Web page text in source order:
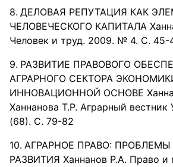
ДЕЛОВАЯ РЕПУТАЦИЯ КАК
ЧЕЛОВЕЧЕСКОГО КАПИТАЛА
Человек и труд. 2009. № 4. С. 45-
РАЗВИТИЕ ПРАВОВОГО
АГРАРНОГО СЕКТОРА
ИННОВАЦИОННОЙ ОСНОВЕ
Ханнанова Т.Р. Аграрный
(68). С. 79-82
АГРАРНОЕ ПРАВО:
РАЗВИТИЯ Ханнанов Р.А. Право и